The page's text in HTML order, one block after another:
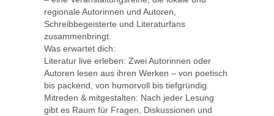
regionale Autorinnen und Autoren,
Schreibbegeisterte und Literaturfans
zusammenbringt.
Was erwartet dich:
Literatur live erleben: Zwei Autorinnen oder
Autoren lesen aus ihren Werken – von poetisch
bis packend, von humorvoll bis tiefgründig.
Mitreden & mitgestalten: Nach jeder Lesung
gibt es Raum für Fragen, Diskussionen und